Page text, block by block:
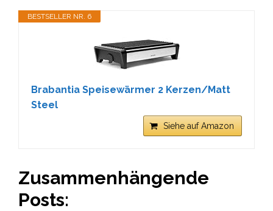
BESTSELLER NR. 6
Brabantia Speisewärmer 2 Kerzen/Matt
Steel
Siehe auf Amazon
Zusammenhängende
Posts: